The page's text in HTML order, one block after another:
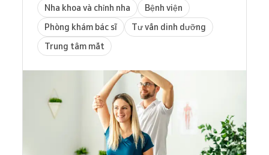
Nha khoa và chỉnh nha
Bệnh viện
Phòng khám bác sĩ
Tư vấn dinh dưỡng
Trung tâm mắt